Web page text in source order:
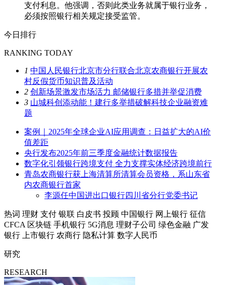
支付利息。他强调，否则此类业务就属于银行业务，
必须按照银行相关规定接受监管。
今日排行
RANKING TODAY
1 中国人民银行北京市分行联合北京农商银行开展农
村反假货币知识普及活动
2 创新场景激发市场活力 邮储银行多措并举促消费
3 山城科创添动能！建行多举措破解科技企业融资难
题
案例｜2025年全球企业AI应用调查：日益扩大的AI价
值差距
央行发布2025年前三季度金融统计数据报告
数字化引领银行跨境支付 全力支撑实体经济跨境前行
青岛农商银行获上海清算所清算会员资格，系山东省
内农商银行首家
李源任中国进出口银行四川省分行党委书记
热词 理财 支付 银联 白皮书 投顾 中国银行 网上银行 征信
CFCA 区块链 手机银行 5G消息 理财子公司 绿色金融 广发
银行
上市银行 农商行 隐私计算 数字人民币
研究
RESEARCH